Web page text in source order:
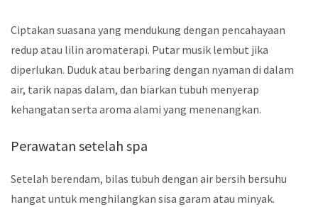
Ciptakan suasana yang mendukung dengan pencahayaan
redup atau lilin aromaterapi. Putar musik lembut jika
diperlukan. Duduk atau berbaring dengan nyaman di dalam
air, tarik napas dalam, dan biarkan tubuh menyerap
kehangatan serta aroma alami yang menenangkan.
Perawatan setelah spa
Setelah berendam, bilas tubuh dengan air bersih bersuhu
hangat untuk menghilangkan sisa garam atau minyak.